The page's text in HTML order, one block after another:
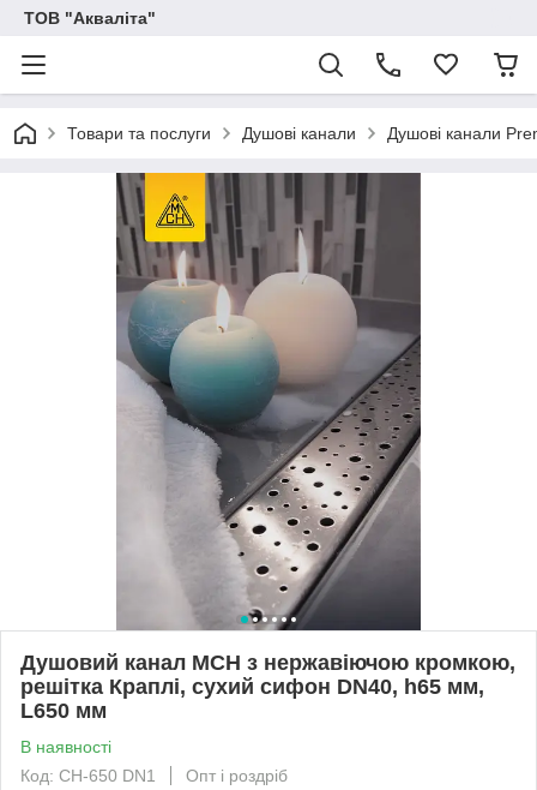
ТОВ "Акваліта"
Товари та послуги Душові канали Душові канали
Душовий канал МСН з нержавіючою кромкою,
решітка Краплі, сухий сифон DN40, h65 мм,
L650 мм
В наявності
Код: CH-650 DN1
Опт і роздріб